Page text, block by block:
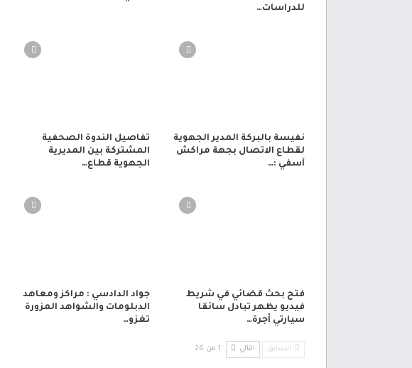
للدراسات…
نفيسة بالبركة المدير الجهوية
لقطاع الاتصال بجهة مراكش
آسفي :…
تفاصيل الندوة الصحفية
المشتركة بين المديرية
الجهوية قطاع…
فتح بحث قضائي في شريط
فيديو يظهر تبادل سائقا
سيارتي أجرة…
جواد الدادسي : مراكز ومعاهد
الدبلومات والشواهد المزورة
تغزو…
السابق التالي 1 من 26